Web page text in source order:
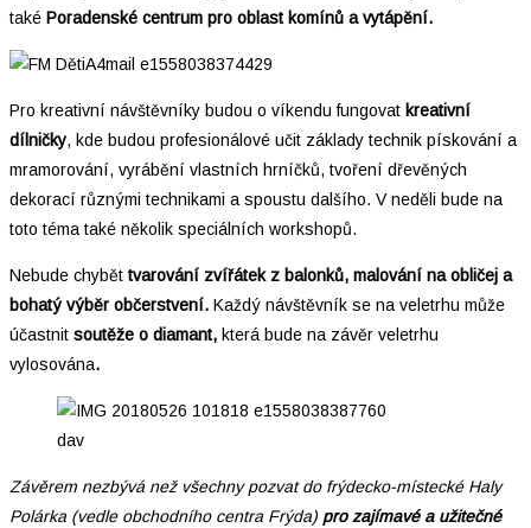
také Poradenské centrum pro oblast komínů a vytápění.
Pro kreativní návštěvníky budou o víkendu fungovat kreativní
dílničky, kde budou profesionálové učit základy technik pískování a
mramorování, vyrábění vlastních hrníčků, tvoření dřevěných
dekorací různými technikami a spoustu dalšího. V neděli bude na
toto téma také několik speciálních workshopů.
Nebude chybět tvarování zvířátek z balonků, malování na obličej a
bohatý výběr občerstvení. Každý návštěvník se na veletrhu může
účastnit soutěže o diamant, která bude na závěr veletrhu
vylosována.
dav
Závěrem nezbývá než všechny pozvat do frýdecko-místecké Haly
Polárka (vedle obchodního centra Frýda) pro zajímavé a užitečné